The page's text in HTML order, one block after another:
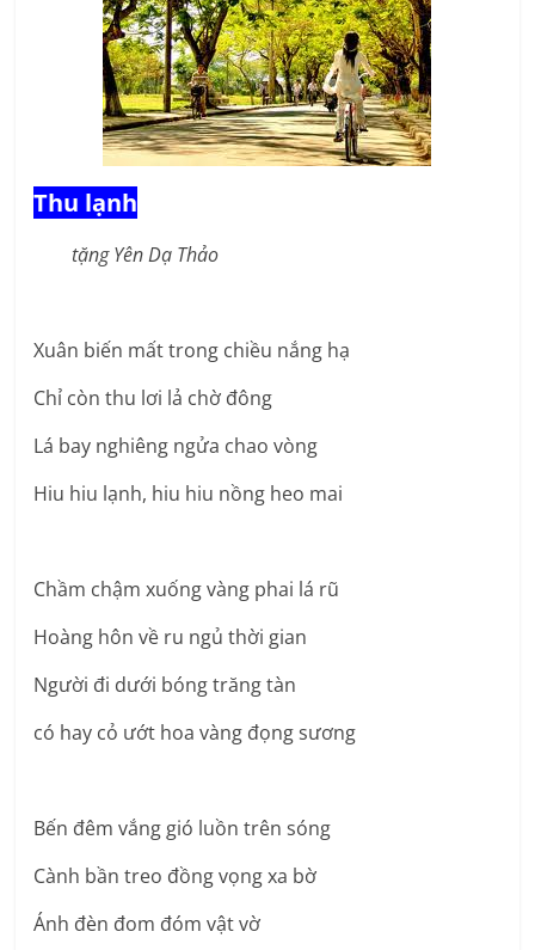
Thu lạnh
tặng Yên Dạ Thảo
Xuân biến mất trong chiều nắng hạ
Chỉ còn thu lơi lả chờ đông
Lá bay nghiêng ngửa chao vòng
Hiu hiu lạnh, hiu hiu nồng heo mai
Chầm chậm xuống vàng phai lá rũ
Hoàng hôn về ru ngủ thời gian
Người đi dưới bóng trăng tàn
có hay cỏ ướt hoa vàng đọng sương
Bến đêm vắng gió luồn trên sóng
Cành bần treo đồng vọng xa bờ
Ánh đèn đom đóm vật vờ